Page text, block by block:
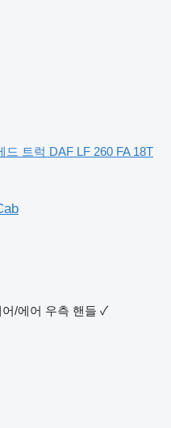
드 트럭 DAF LF 260 FA 18T
/에어 우측 핸들 ✓